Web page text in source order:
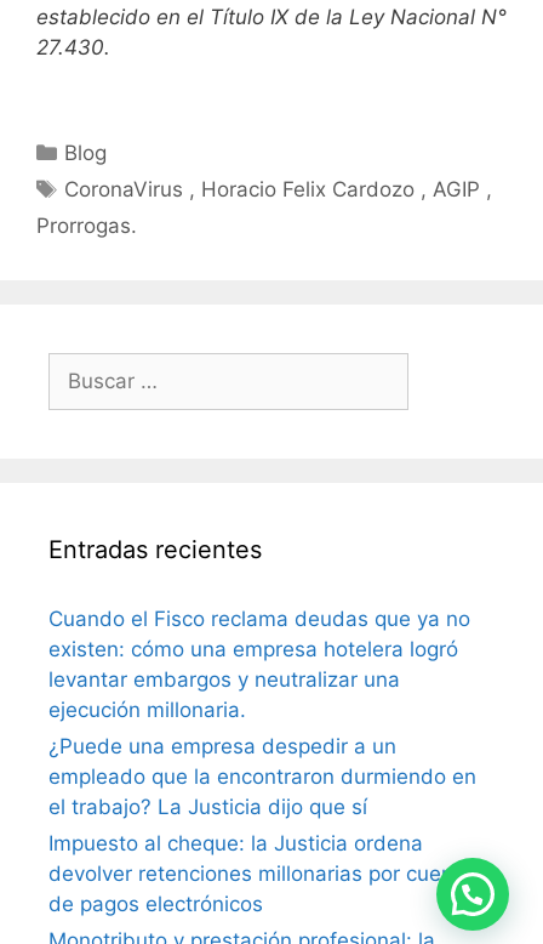
establecido en el Título IX de la Ley Nacional N°
27.430.
Blog
CoronaVirus , Horacio Felix Cardozo , AGIP ,
Prorrogas.
Entradas recientes
Cuando el Fisco reclama deudas que ya no
existen: cómo una empresa hotelera logró
levantar embargos y neutralizar una
ejecución millonaria.
¿Puede una empresa despedir a un
empleado que la encontraron durmiendo en
el trabajo? La Justicia dijo que sí
Impuesto al cheque: la Justicia ordena
devolver retenciones millonarias por cuenta
de pagos electrónicos